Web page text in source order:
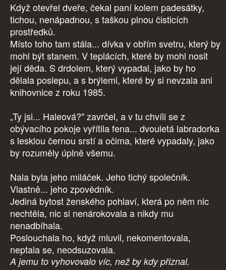
Když otevřel dveře, čekal paní kolem padesátky,
tichou, nenápadnou, s taškou plnou čisticích
prostředků.
Místo toho tam stála... dívka v obřím svetru, který by
mohl být stanem. V teplácích, které by mohl nosit
její děda. S drdolem, který vypadal, jako by ho
dělala poslepu, a s brýlemi, které by si nevzala ani
knihovnice z roku 1985.
„Ty jsi... Haleová?" zavrčel, a v tu chvíli se z
obývacího pokoje vyřítila fena... dvouletá labradorka
s lesklou černou srstí a očima, které vypadaly, jako
by rozuměly úplně všemu.
Nala byla jeho miláček. Jeho tichý společník.
Vlastně... jeho zpovědník.
Jediná bytost ženského pohlaví, která po něm nic
nechtěla, nic si nenárokovala a nikdy mu
nenadbíhala.
Poslouchala ho, když mluvil, nekomentovala,
neptala se, neodsuzovala.
A jemu to vyhovovalo víc, než by kdy přiznal.